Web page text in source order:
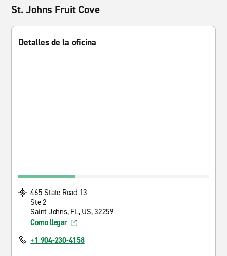
St. Johns Fruit Cove
Detalles de la oficina
465 State Road 13
Ste 2
Saint Johns, FL, US, 32259
Como llegar
+1 904-230-4158